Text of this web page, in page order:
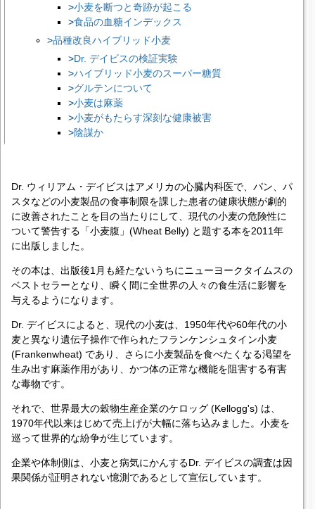
小麦を断つと奇跡が起こる
食品の血糖インデックス
品種改良ハイブリッド小麦
Dr. デイビスの検証実験
ハイブリッド小麦のスーパー糖質
グルテンについて
小麦は麻薬
小麦がもたらす深刻な健康被害
陰謀か
Dr. ウィリアム・デイビスはアメリカの心臓内科医で、パン、パ
スタなどの小麦製品の食事制限を課した患者の健康状態が劇的
に改善されたことを目の当たりにして、現代の小麦の危険性に
ついて警告する「小麦腹」(Wheat Belly) と題する本を2011年
に出版しました。
その本は、出版後1月も経たないうちにニューヨークタイムスの
ベストセラーとなり、瞬く間に全世界の人々の食生活に影響を
与えるようになります。
Dr. デイビスによると、現代の小麦は、1950年代や60年代の小
麦と異なり遺伝子操作で作られたフランケンシュタイン小麦
(Frankenwheat) であり、さらに小麦製品を食べたくなる渇望を
生み出す麻薬作用があり、かつ体の正常な機能を阻害する有害
な毒物です。
それで、世界最大の穀物生産企業のケロッグ (Kellogg's) は、
1970年代以来はじめて売上げが大幅に落ち込みました。小麦を
巡って世界的な紛争が生じています。
企業や体制側は、小麦と病気にかんするDr. デイビスの調査は因
果関係が証明されない憶測であるとして宣伝しています。